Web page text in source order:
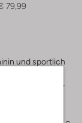
79,99
und sportlich
und doch
Fans mit einer